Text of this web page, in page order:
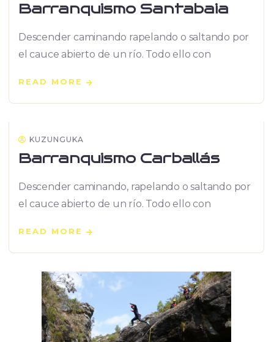
Barranquismo Santabaia
Descender caminando rapelando o saltando por
el cauce abierto de un río. Todo ello con
READ MORE
KUZUNGUKA
Barranquismo Carballás
Descender caminando, rapelando o saltando por
el cauce abierto de un río. Todo ello con
READ MORE